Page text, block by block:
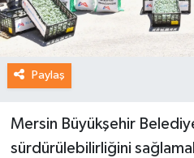
Paylaş
Mersin Büyükşehir
sürdürülebilirliğini